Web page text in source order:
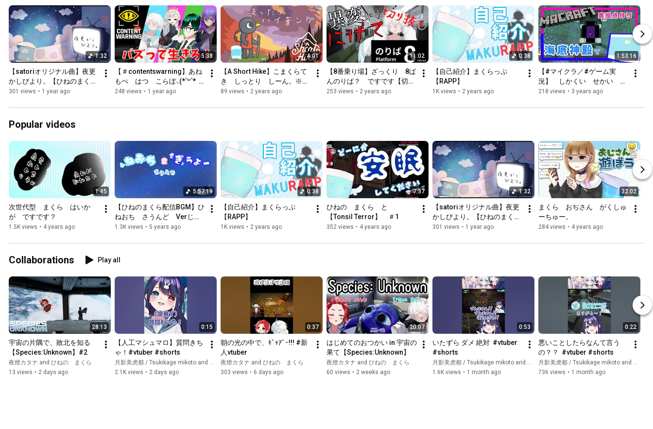
1:32
【satoriオリジナル曲】夜更
かしびより。【ひねのまく
ら　イメージソング】
301 views • 1 year ago
5:38
【＃contentswarning】あね
もぺ　はつ　こらぼ⸜(* ॑꒳ ॑*
)⸝ﾏﾄﾒ 【＃切り抜き/＃ゆめみ
248 views • 1 year ago
4:01
【A Short Hike】こまくらて
き　しっとり　しーん。※ネ
タバレ注意【＃ゆめみてひね
89 views • 2 years ago
11:02
【8番乗り場】ざっくり　8ば
んのりば？　ですです【切り
抜き】【＃ゆめみてひねの】
253 views • 2 years ago
0:38
【自己紹介】まくらっぷ
【RAPP】
1K views • 2 years ago
1:53:16
【#マイクラ／#ゲーム実
況】　しかくい　せかい
の　うらがわ　で　まくらふ
#ゆめみてひねの】ですです
218 views • 3 years ago
Popular videos
1:45
次世代型　まくら　はいか
が　ですです？
1.5K views • 4 years ago
5:57:19
【ひねのまくら配信BGM】ひ
ねおち　さうんど　Verじめ
まして。【陽詩夕】
1.3K views • 5 years ago
0:38
【自己紹介】まくらっぷ
【RAPP】
1K views • 2 years ago
7:37
ひねの　まくら　と
【Tonsil Terror】　＃1
352 views • 4 years ago
1:32
【satoriオリジナル曲】夜更
かしびより。【ひねのまく
ら　イメージソング】
301 views • 1 year ago
32:02
まくら　おぢさん　がくしゅ
ーちゅー。
284 views • 4 years ago
Collaborations Play all
28:13
宇宙の片隅で、敗北を知る
【Species:Unknown】#2
夜燈カタナ and ひねの まくら
13 views • 2 days ago
0:15
【人工マシュマロ】質問きち
ゃ！#vtuber #shorts
月影美虎都 / Tsukikage mikoto and ひねの まくら
2.1K views • 2 days ago
0:37
朝の光の中で、ｷﾞｬｱﾞｰ!!! #新
人vtuber
夜燈カタナ and ひねの まくら
303 views • 6 days ago
20:07
はじめてのおつかい in 宇宙の
果て【Species:Unknown】
夜燈カタナ and ひねの まくら
60 views • 2 weeks ago
0:53
いたずら ダメ 絶対  #vtuber
#shorts
月影美虎都 / Tsukikage mikoto and 2 more
1.6K views • 1 month ago
0:22
悪いことしたらなんて言う
の？？  #vtuber #shorts
月影美虎都 / Tsukikage mikoto and 2 more
736 views • 1 month ago